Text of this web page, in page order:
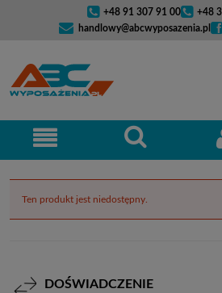
+48 91 307 91 00
+48
handlowy@abcwyposazenia.pl
Ten produkt jest niedostępny.
DOŚWIADCZENIE